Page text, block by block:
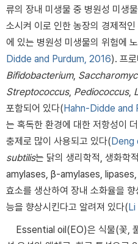
류의 장내 미생물 중 병원성 미생
소시켜 이로 인한 농장의 경제적
에 있는 병원성 미생물의 위험에
Didde and Purdum, 2016). 프
Bifidobacterium,
Streptococcus, Pediococcus,
포함되어 있다(Hahn-Didde and
는 혹독한 환경에 대한 저항성이
충제로 많이 사용되고 있다(Deng
subtilis는 닭의 생리학적, 생화학
amylases, β-amylases, lipases,
효소를 생산하여 장내 소화율을
능을 향상시킨다고 알려져 있다(
Essential oil(EO)은 식물(꽃,